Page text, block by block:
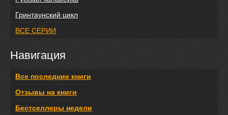
Гринтаунский цикл
ВСЕ СЕРИИ
Навигация
Все последние книги
Отзывы на книги
Бестселлеры недели